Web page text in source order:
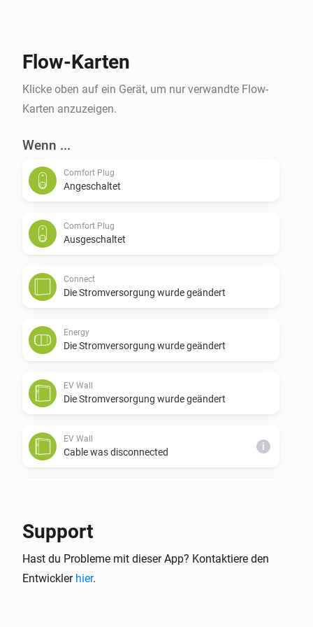
Flow-Karten
Klicke oben auf ein Gerät, um nur verwandte Flow-
Karten anzuzeigen.
Wenn ...
Comfort Plug
Angeschaltet
Comfort Plug
Ausgeschaltet
Connect
Die Stromversorgung wurde geändert
Energy
Die Stromversorgung wurde geändert
EV Wall
Die Stromversorgung wurde geändert
EV Wall
Cable was disconnected i
Charging was stopped
Support
Hast du Probleme mit dieser App? Kontaktiere den
Entwickler hier.